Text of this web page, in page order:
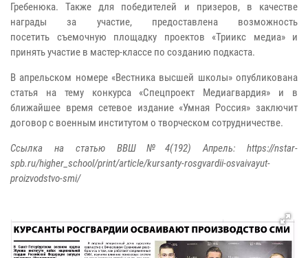
Гребенюка. Также для победителей и призеров, в качестве
награды за участие, предоставлена возможность
посетить съемочную площадку проектов «Триикс медиа» и
принять участие в мастер-классе по созданию подкаста.
В апрельском номере «Вестника высшей школы» опубликована
статья на тему конкурса «Спецпроект Медиагвардия» и в
ближайшее время сетевое издание «Умная Россия» заключит
договор с военным институтом о творческом сотрудничестве.
Ссылка на статью ВВШ№4(192) Апрель: https://nstar-
spb.ru/higher_school/print/article/kursanty-rosgvardii-osvaivayut-
proizvodstvo-smi/